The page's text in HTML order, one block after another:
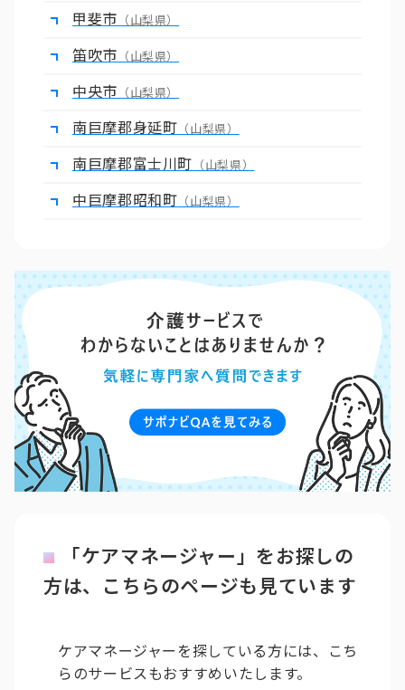
甲斐市 （山梨県）
笛吹市 （山梨県）
中央市 （山梨県）
南巨摩郡身延町 （山梨県）
南巨摩郡富士川町 （山梨県）
中巨摩郡昭和町 （山梨県）
「ケアマネージャー」をお探しの
方は、こちらのページも見ています
ケアマネージャーを探している方には、こち
らのサービスもおすすめいたします。